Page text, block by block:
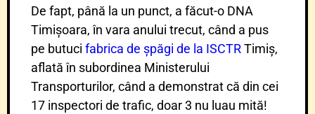
De fapt, până la un punct, a făcut-o DNA
Timișoara, în vara anului trecut, când a pus
pe butuci fabrica de șpăgi de la ISCTRTimiș,
aflată în subordinea Ministerului
Transporturilor, când a demonstrat că din cei
17 inspectori de trafic, doar 3 nu luau mită!